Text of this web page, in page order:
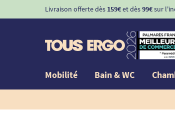
Livraison offerte dès 159€et dès99€sur
Mobilité Bain & WC